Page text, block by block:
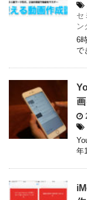
セ
ン
6
で
年